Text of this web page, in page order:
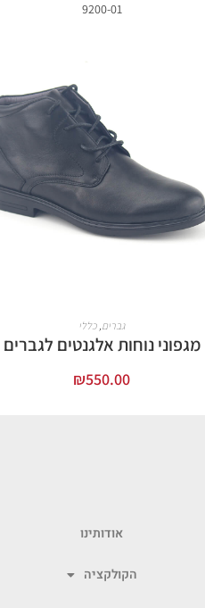
9200-01
גברים, כללי
מגפוני נוחות אלגנטים לגברים
₪550.00
אודותינו
הקולקציה